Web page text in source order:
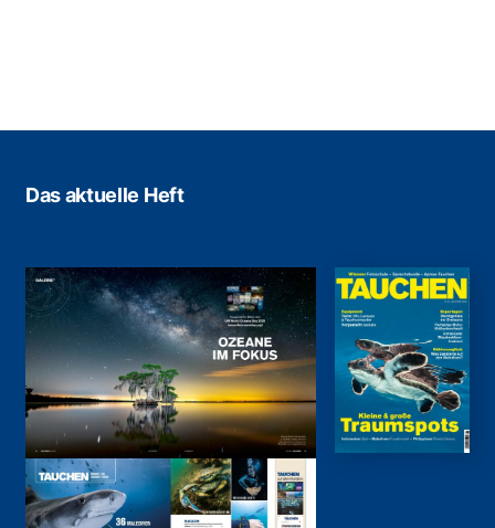
Das aktuelle Heft